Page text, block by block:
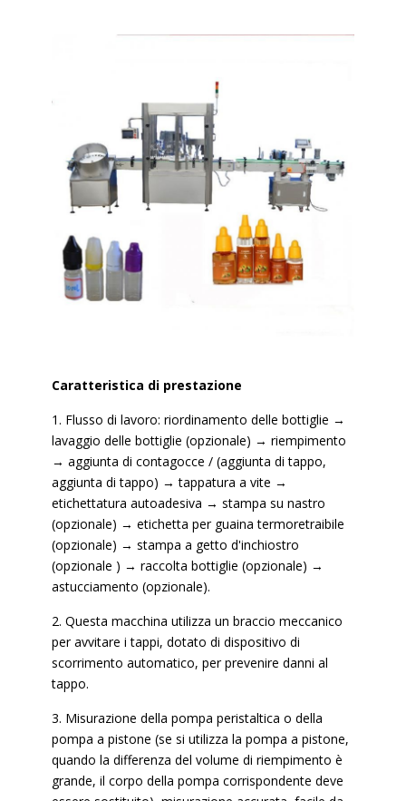
Caratteristica di prestazione
1. Flusso di lavoro: riordinamento delle bottiglie →
lavaggio delle bottiglie (opzionale) → riempimento
→ aggiunta di contagocce / (aggiunta di tappo,
aggiunta di tappo) → tappatura a vite →
etichettatura autoadesiva → stampa su nastro
(opzionale) → etichetta per guaina termoretraibile
(opzionale) → stampa a getto d'inchiostro
(opzionale ) → raccolta bottiglie (opzionale) →
astucciamento (opzionale).
2. Questa macchina utilizza un braccio meccanico
per avvitare i tappi, dotato di dispositivo di
scorrimento automatico, per prevenire danni al
tappo.
3. Misurazione della pompa peristaltica o della
pompa a pistone (se si utilizza la pompa a pistone,
quando la differenza del volume di riempimento è
grande, il corpo della pompa corrispondente deve